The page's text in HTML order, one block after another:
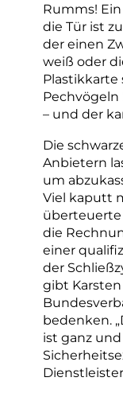
Rumms!
die Tür ist
der einen
weiß oder
– und der
Die
Anbietern
um
Viel kaputt
überteuerte
die
einer
der
gibt
bedenken.
ist ganz